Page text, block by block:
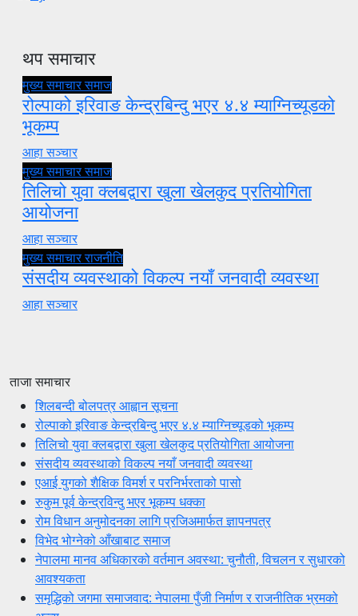
थप समाचार
मुख्य समाचारसमाज
रोल्पाको इरिवाङ केन्द्रबिन्दु भएर ४.४ म्याग्निच्यूडको
भूकम्प
आहा सञ्चार
मुख्य समाचारसमाज
तिलिचो युवा क्लबद्वारा खुला खेलकुद प्रतियोगिता
आयोजना
आहा सञ्चार
मुख्य समाचारराजनीति
संसदीय व्यवस्थाको विकल्प नयाँ जनवादी व्यवस्था
आहा सञ्चार
ताजा समाचार
शिलबन्दी बोलपत्र आह्वान सूचना
रोल्पाको इरिवाङ केन्द्रबिन्दु भएर ४.४ म्याग्निच्यूडको भूकम्प
तिलिचो युवा क्लबद्वारा खुला खेलकुद प्रतियोगिता आयोजना
संसदीय व्यवस्थाको विकल्प नयाँ जनवादी व्यवस्था
एआई युगको शैक्षिक विमर्श र परनिर्भरताको पासो
रुकुम पूर्व केन्द्रविन्दु भएर भूकम्प धक्का
रोम विधान अनुमोदनका लागि प्रजिअमार्फत ज्ञापनपत्र
विभेद भोग्नेको आँखाबाट समाज
नेपालमा मानव अधिकारको वर्तमान अवस्था: चुनौती, विचलन र सुधारको
आवश्यकता
समृद्धिको जगमा समाजवाद: नेपालमा पुँजी निर्माण र राजनीतिक भ्रमको